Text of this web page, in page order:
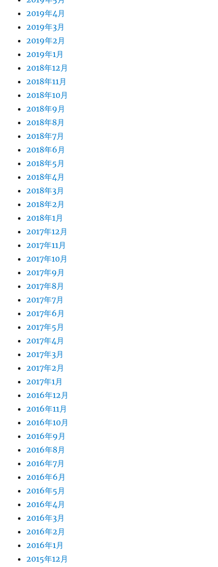
2019年4月
2019年3月
2019年2月
2019年1月
2018年12月
2018年11月
2018年10月
2018年9月
2018年8月
2018年7月
2018年6月
2018年5月
2018年4月
2018年3月
2018年2月
2018年1月
2017年12月
2017年11月
2017年10月
2017年9月
2017年8月
2017年7月
2017年6月
2017年5月
2017年4月
2017年3月
2017年2月
2017年1月
2016年12月
2016年11月
2016年10月
2016年9月
2016年8月
2016年7月
2016年6月
2016年5月
2016年4月
2016年3月
2016年2月
2016年1月
2015年12月